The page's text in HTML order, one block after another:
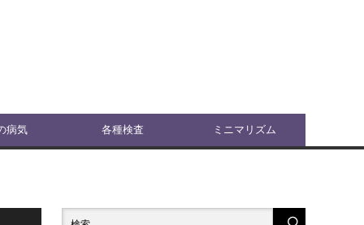
病気 各種検査 ミニマリズム